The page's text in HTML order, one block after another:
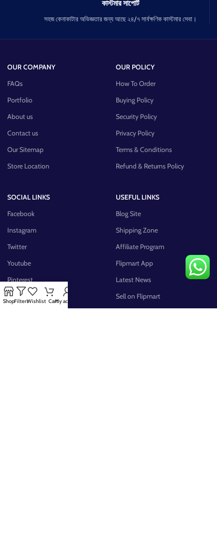
কাস্টমার সাপোর্ট
সহজ কেনাকাটার অভিজ্ঞতার জন্য আছে ২৪/৭ সার্বক্ষণিক কাস্টমার সেবা।
OUR COMPANY
FAQs
Portfolio
About us
Contact us
Our Sitemap
Store Location
OUR POLICY
How To Order
Buying Policy
Security Policy
Privacy Policy
Terms & Conditions
Refund & Returns Policy
SOCIAL LINKS
Facebook
Instagram
Twitter
Youtube
Pinterest
FB Group
USEFUL LINKS
Blog Site
Shipping Zone
Affiliate Program
Flipmart App
Latest News
Sell on Flipmart
ShopFiltersWishlist CartMy account